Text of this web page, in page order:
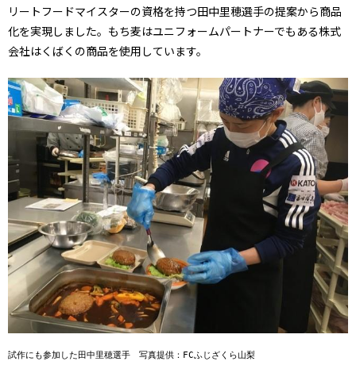
リートフードマイスターの資格を持つ田中里穂選手の提案から商品
化を実現しました。もち麦はユニフォームパートナーでもある株式
会社はくばくの商品を使用しています。
試作にも参加した田中里穂選手　写真提供：FCふじざくら山梨